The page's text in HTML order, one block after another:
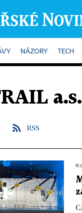
NÁZORY TECH
a.s.
RSS